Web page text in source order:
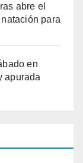
abre el
para
en
apurada